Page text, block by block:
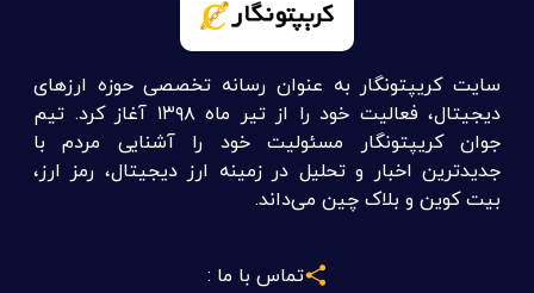
سایت کریپتونگار به عنوان رسانه تخصصی حوزه ارزهای
دیجیتال، فعالیت خود را از تیر ماه ۱۳۹۸ آغاز کرد. تیم
جوان کریپتونگار مسئولیت خود را آشنایی مردم با
جدیدترین اخبار و تحلیل در زمینه ارز دیجیتال، رمز ارز،
بیت کوین و بلاک چین می‌داند.
تماس با ما :